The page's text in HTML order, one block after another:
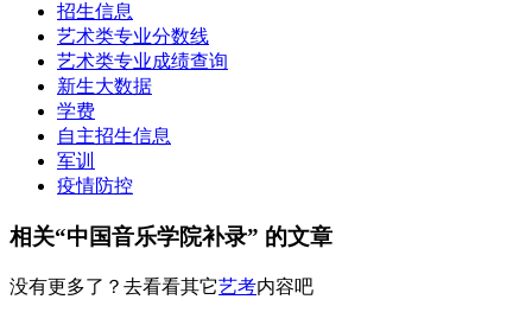
招生信息
艺术类专业分数线
艺术类专业成绩查询
新生大数据
学费
自主招生信息
军训
疫情防控
相关“中国音乐学院补录” 的文章
没有更多了？去看看其它艺考内容吧